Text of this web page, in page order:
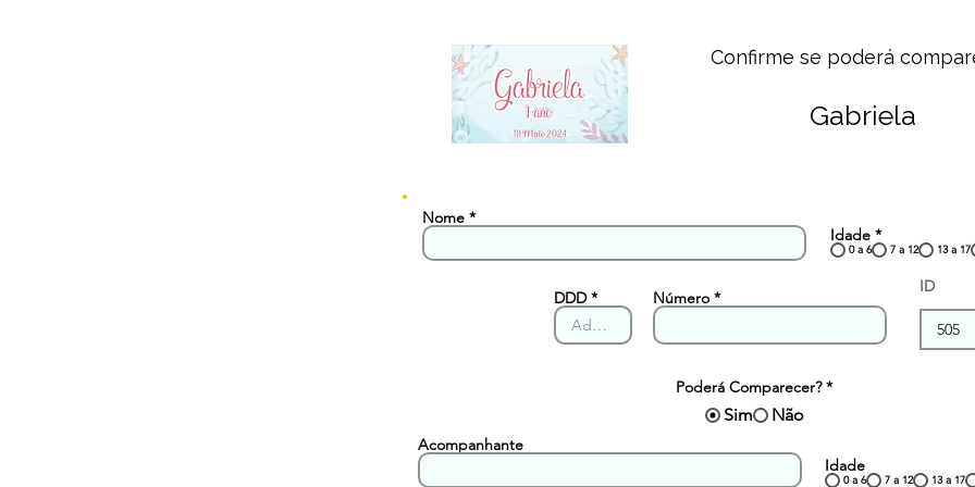
Confirme se poderá
Gabriela
Nome
Idade *
0 a 6 7 a 12 13 a 17
DDD Número
ID
Poderá Comparecer? *
Sim Não
Acompanhante
Idade
0 a 6 7 a 12 13 a 17